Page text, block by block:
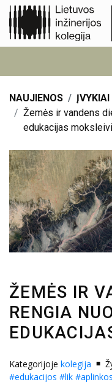
NAUJIENOS
ĮVYKIAI
Žemės ir vandens
edukacijas
ŽEMĖS IR
RENGIA
Kategorijoje kolegija
#edukacijos #lik